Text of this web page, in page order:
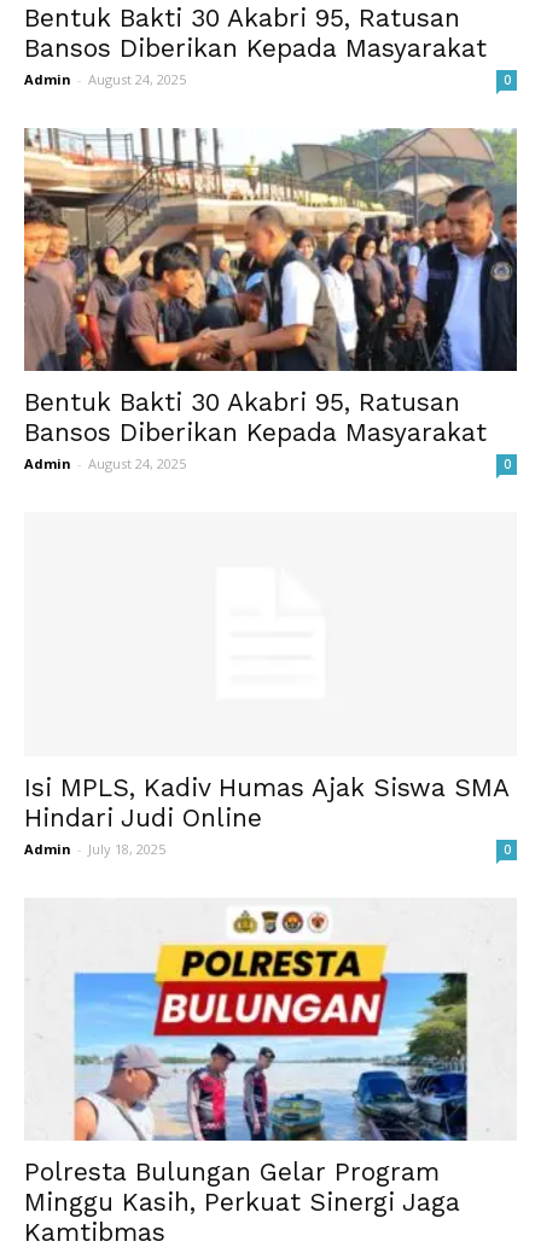
Bentuk Bakti 30 Akabri 95, Ratusan
Bansos Diberikan Kepada Masyarakat
Admin - August 24, 2025 0
Bentuk Bakti 30 Akabri 95, Ratusan
Bansos Diberikan Kepada Masyarakat
Admin - August 24, 2025 0
Isi MPLS, Kadiv Humas Ajak Siswa SMA
Hindari Judi Online
Admin - July 18, 2025 0
Polresta Bulungan Gelar Program
Minggu Kasih, Perkuat Sinergi Jaga
Kamtibmas